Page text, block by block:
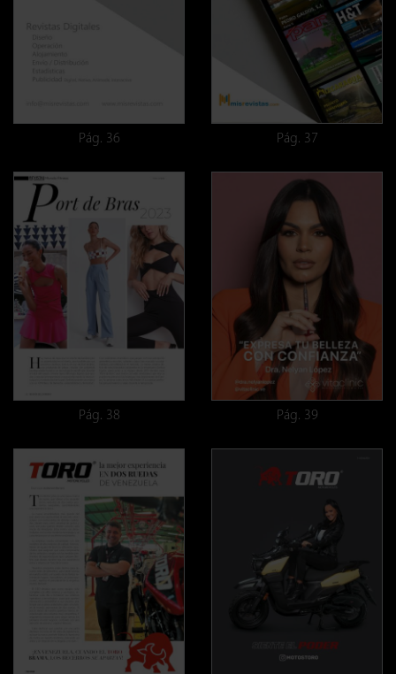
Pág. 36 Pág. 37
Pág. 38 Pág. 39